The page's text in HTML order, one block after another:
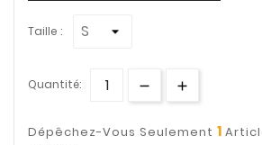
Taille :
Quantité:
Dépêchez-Vous Seulement 1